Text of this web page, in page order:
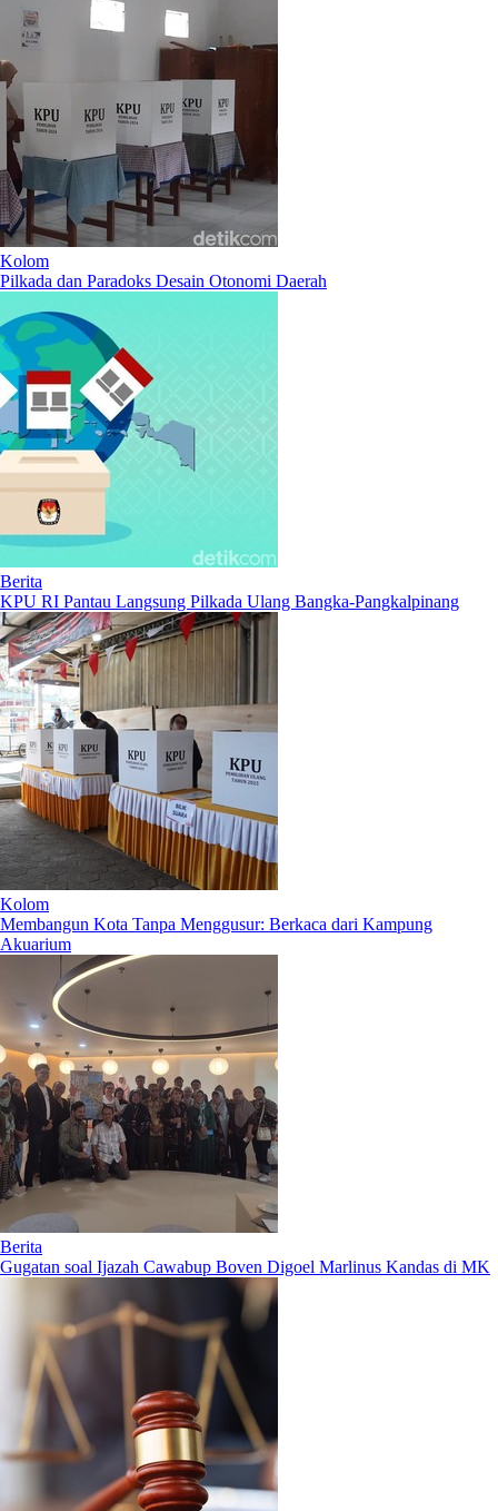
Kolom
Pilkada dan Paradoks Desain Otonomi Daerah
Berita
KPU RI Pantau Langsung Pilkada Ulang Bangka-Pangkalpinang
Kolom
Membangun Kota Tanpa Menggusur: Berkaca dari Kampung
Akuarium
Berita
Gugatan soal Ijazah Cawabup Boven Digoel Marlinus Kandas di MK